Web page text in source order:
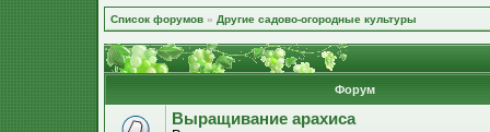
Список форумов » Другие садово-огородные культуры
Форум
Выращивание арахиса